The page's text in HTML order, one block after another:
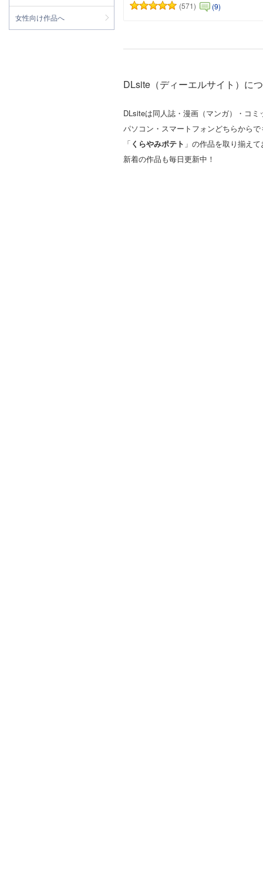
(571)
(9)
DLsite（ディーエルサイト）に
DLsiteは同人誌・漫画（マンガ）・コ
パソコン・スマートフォンどちらから
「 くらやみポテト 」の作品を取り揃え
新着の作品も毎日更新中！
女性向け作品へ